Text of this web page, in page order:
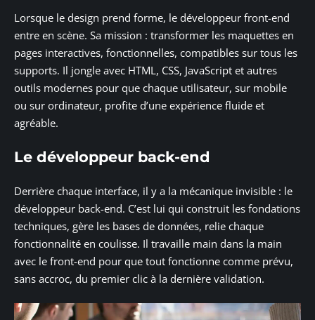
Lorsque le design prend forme, le développeur front-end
entre en scène. Sa mission : transformer les maquettes en
pages interactives, fonctionnelles, compatibles sur tous les
supports. Il jongle avec HTML, CSS, JavaScript et autres
outils modernes pour que chaque utilisateur, sur mobile
ou sur ordinateur, profite d’une expérience fluide et
agréable.
Le développeur back-end
Derrière chaque interface, il y a la mécanique invisible : le
développeur back-end. C’est lui qui construit les fondations
techniques, gère les bases de données, relie chaque
fonctionnalité en coulisse. Il travaille main dans la main
avec le front-end pour que tout fonctionne comme prévu,
sans accroc, du premier clic à la dernière validation.